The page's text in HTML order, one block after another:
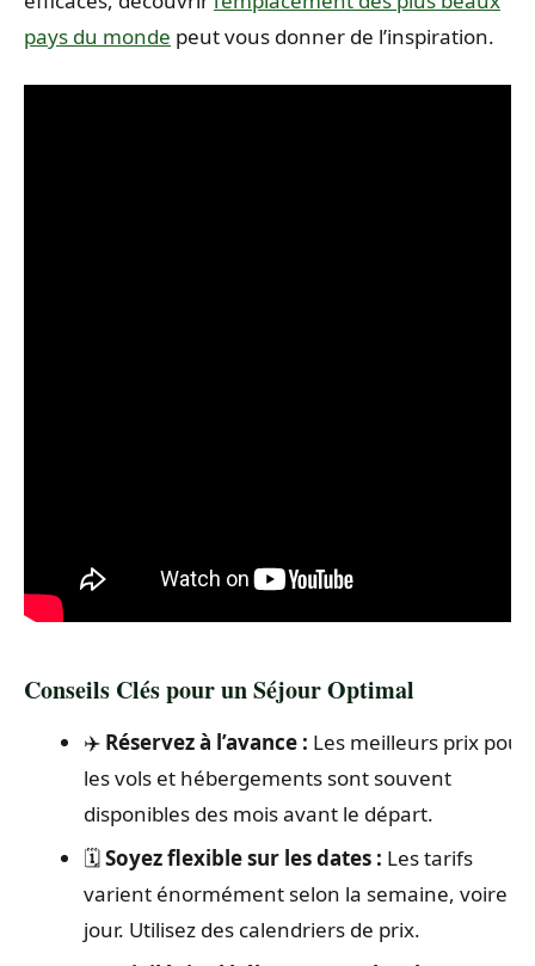
pays du monde peut vous donner de l’inspiration.
Conseils Clés pour un Séjour Optimal
✈️ Réservez à l’avance : Les meilleurs prix pour
les vols et hébergements sont souvent
disponibles des mois avant le départ.
🗓️Soyez flexible sur les dates : Les tarifs
varient énormément selon la semaine, voire le
jour. Utilisez des calendriers de prix.